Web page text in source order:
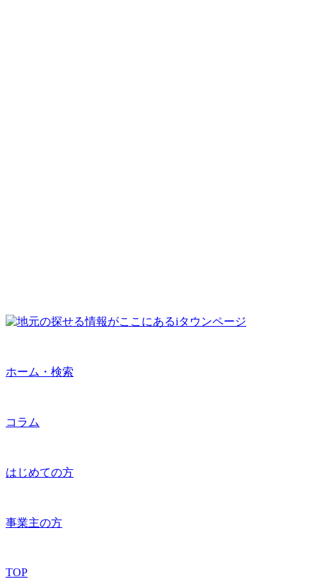
ホーム・検索
コラム
はじめての方
事業主の方
TOP